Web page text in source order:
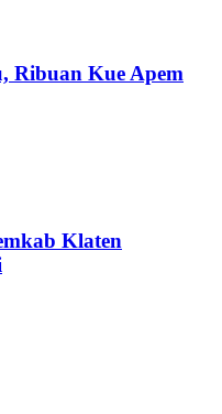
Ribuan Kue Apem
Klaten